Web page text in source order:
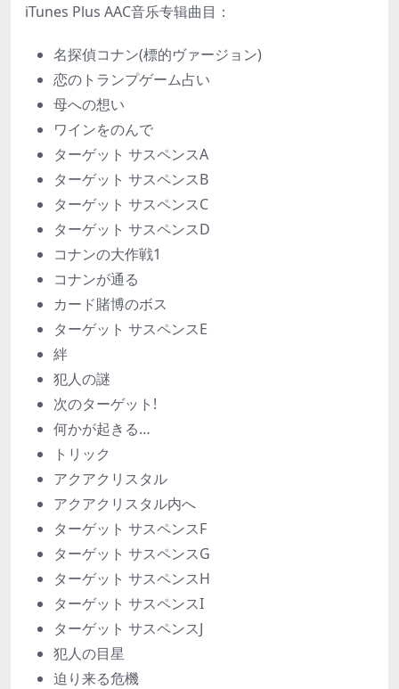
iTunes Plus AAC音乐专辑曲目：
名探偵コナン(標的ヴァージョン)
恋のトランプゲーム占い
母への想い
ワインをのんで
ターゲット サスペンスA
ターゲット サスペンスB
ターゲット サスペンスC
ターゲット サスペンスD
コナンの大作戦1
コナンが通る
カード賭博のボス
ターゲット サスペンスE
絆
犯人の謎
次のターゲット!
何かが起きる…
トリック
アクアクリスタル
アクアクリスタル内へ
ターゲット サスペンスF
ターゲット サスペンスG
ターゲット サスペンスH
ターゲット サスペンスI
ターゲット サスペンスJ
犯人の目星
迫り来る危機